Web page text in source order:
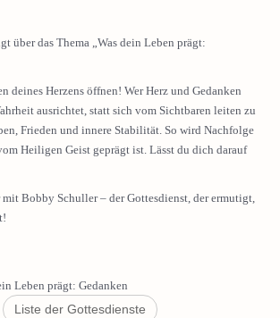
über das Thema „Was dein Leben prägt:
deines Herzens öffnen! Wer Herz und Gedanken
ausrichtet, statt sich vom Sichtbaren leiten zu
Frieden und innere Stabilität. So wird Nachfolge
Heiligen Geist geprägt ist. Lässt du dich darauf
Bobby Schuller – der Gottesdienst, der ermutigt,
Leben prägt: Gedanken
Liste der Gottesdienste